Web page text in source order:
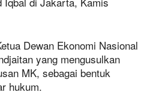
Dewan Ekonomi Nasional
yang mengusulkan
MK, sebagai bentuk
hukum.